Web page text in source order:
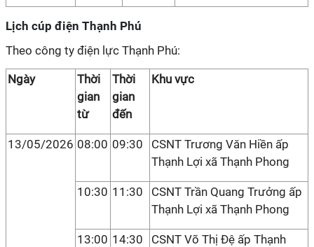
Lịch cúp điện Thạnh Phú
Theo công ty điện lực Thạnh Phú:
Ngày
Thời
gian
từ
Thời
gian
đến
Khu vực
13/05/2026 08:00 09:30
CSNT Trương Văn Hiền ấp
Thạnh Lợi xã Thạnh Phong
10:30 11:30
CSNT Trần Quang Trưởng ấp
Thạnh Lợi xã Thạnh Phong
13:00 14:30
CSNT Võ Thị Đệ ấp Thạnh